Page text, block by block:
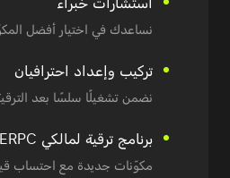
نساعدك في اختيار أفضل
تركيب وإعداد احترافيان
نضمن تشغيلًا سلسًا بعد
برنامج ترقية لمالكي HYPERPC
مكوّنات جديدة مع احتساب